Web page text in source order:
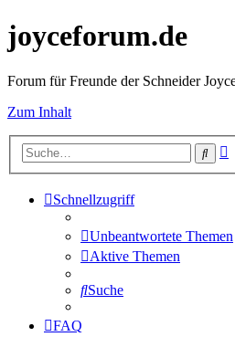
joyceforum.de
Forum für Freunde der Schneider
Zum Inhalt
Suche
Schnellzugriff
Unbeantwortete Themen
Aktive Themen
Suche
FAQ